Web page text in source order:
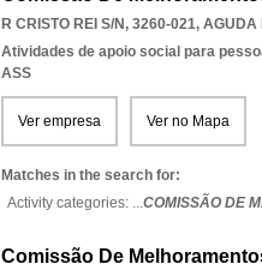
R CRISTO REI S/N, 3260-021, AGUDA
Atividades de apoio social para
ASS
Ver empresa Ver no Mapa
Matches in the search for:
Activity categories: ...COMISSÃO DE
Comissão De